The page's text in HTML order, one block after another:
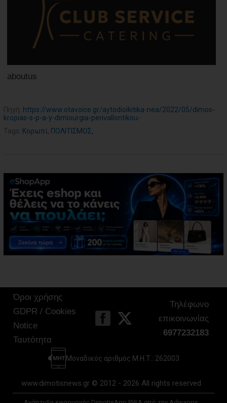
aboutus
Πηγή: https://www.otavoice.gr/aytodioikitika-nea/2022/05/dimos-
kropias-s-p-a-y-dimiourgia-perivallontikou-
Tags: Κορωπί, ΠΟΛΙΤΙΣΜΟΣ,
Όροι χρήσης
GDPR / Cookies
Notice
Ταυτότητα
Τηλέφωνο
επικοινωνίας
6977232183
Μοναδικός αριθμός Μ.Η.Τ.: 262003
www.dimotisnews.gr © 2012 - 2026 All rights reserved